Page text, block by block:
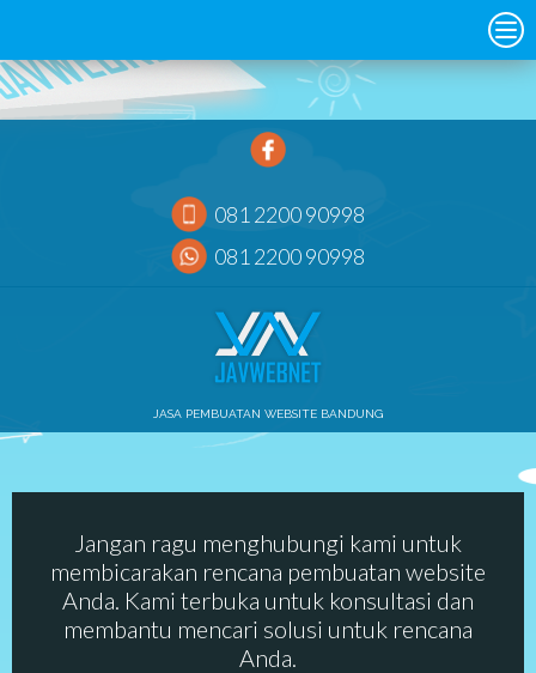
081 2200 90998
081 2200 90998
JASA PEMBUATAN WEBSITE BANDUNG
Jangan ragu menghubungi kami untuk
membicarakan rencana pembuatan website
Anda. Kami terbuka untuk konsultasi dan
membantu mencari solusi untuk rencana
Anda.